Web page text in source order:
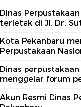
Dinas
terletak di Jl. Dr.
Kota Pekanbaru
Perpustakaan
Dinas
menggelar forum
Akun Resmi Dinas